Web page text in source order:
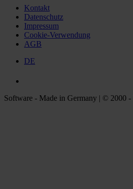
Kontakt
Datenschutz
Impressum
Cookie-Verwendung
AGB
DE
Software - Made in Germany | © 2000